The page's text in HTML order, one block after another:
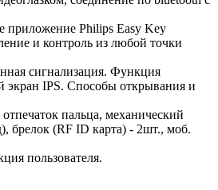
приложение Philips Easy Key
и контроль из любой точки
сигнализация. Функция
экран IPS. Способы открывания и
пальца, механический
брелок (RF ID карта) - 2шт., моб.
пользователя.